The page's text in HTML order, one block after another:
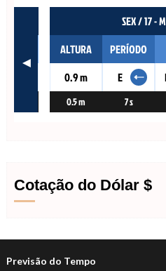
Cotação do Dólar $
Previsão do Tempo